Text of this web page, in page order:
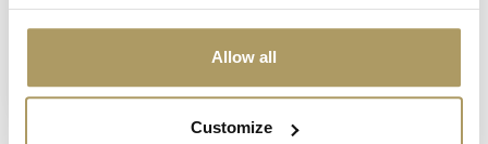
Allow all
Customize
BRUGSE ZOT
Op voorraad